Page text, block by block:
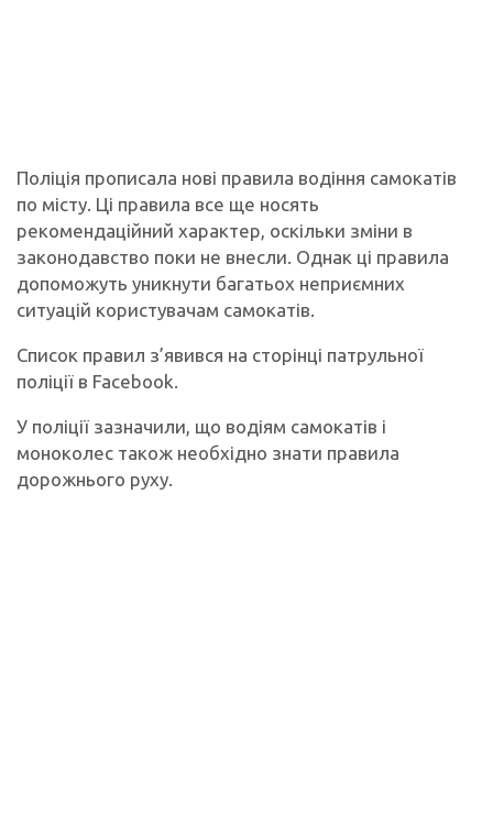
Поліція прописала нові правила водіння самокатів
по місту. Ці правила все ще носять
рекомендаційний характер, оскільки зміни в
законодавство поки не внесли. Однак ці правила
допоможуть уникнути багатьох неприємних
ситуацій користувачам самокатів.
Список правил з’явився на сторінці патрульної
поліції в Facebook.
У поліції зазначили, що водіям самокатів і
моноколес також необхідно знати правила
дорожнього руху.